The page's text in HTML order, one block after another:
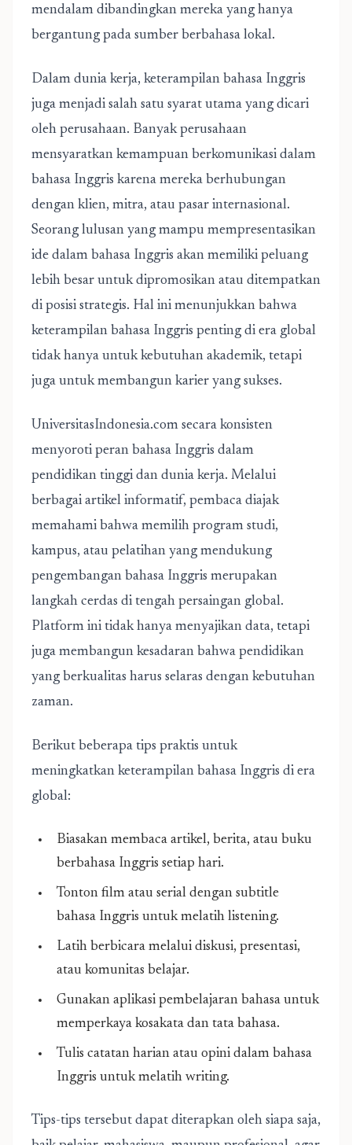
mendalam dibandingkan mereka yang hanya
bergantung pada sumber berbahasa lokal.
Dalam dunia kerja, keterampilan bahasa Inggris
juga menjadi salah satu syarat utama yang dicari
oleh perusahaan. Banyak perusahaan
mensyaratkan kemampuan berkomunikasi dalam
bahasa Inggris karena mereka berhubungan
dengan klien, mitra, atau pasar internasional.
Seorang lulusan yang mampu mempresentasikan
ide dalam bahasa Inggris akan memiliki peluang
lebih besar untuk dipromosikan atau ditempatkan
di posisi strategis. Hal ini menunjukkan bahwa
keterampilan bahasa Inggris penting di era global
tidak hanya untuk kebutuhan akademik, tetapi
juga untuk membangun karier yang sukses.
UniversitasIndonesia.com secara konsisten
menyoroti peran bahasa Inggris dalam
pendidikan tinggi dan dunia kerja. Melalui
berbagai artikel informatif, pembaca diajak
memahami bahwa memilih program studi,
kampus, atau pelatihan yang mendukung
pengembangan bahasa Inggris merupakan
langkah cerdas di tengah persaingan global.
Platform ini tidak hanya menyajikan data, tetapi
juga membangun kesadaran bahwa pendidikan
yang berkualitas harus selaras dengan kebutuhan
zaman.
Berikut beberapa tips praktis untuk
meningkatkan keterampilan bahasa Inggris di era
global:
Biasakan membaca artikel, berita, atau buku
berbahasa Inggris setiap hari.
Tonton film atau serial dengan subtitle
bahasa Inggris untuk melatih listening.
Latih berbicara melalui diskusi, presentasi,
atau komunitas belajar.
Gunakan aplikasi pembelajaran bahasa untuk
memperkaya kosakata dan tata bahasa.
Tulis catatan harian atau opini dalam bahasa
Inggris untuk melatih writing.
Tips-tips tersebut dapat diterapkan oleh siapa saja,